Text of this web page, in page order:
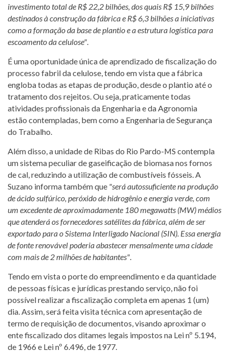
investimento total de R$ 22,2 bilhões, dos quais R$ 15,9 bilhões
destinados à construção da fábrica e R$ 6,3 bilhões a iniciativas
como a formação da base de plantio e a estrutura logística para
escoamento da celulose"
É uma oportunidade única de aprendizado de fiscalização do
processo fabril da celulose, tendo em vista que a fábrica
engloba todas as etapas de produção, desde o plantio até o
tratamento dos rejeitos. Ou seja, praticamente todas
atividades profissionais da Engenharia e da Agronomia
estão contempladas, bem como a Engenharia de Segurança
do Trabalho.
Além disso, a unidade de Ribas do Rio Pardo-MS contempla
um sistema peculiar de gaseificação de biomasa nos fornos
de cal, reduzindo a utilização de combustíveis fósseis. A
Suzano informa também que "será autossuficiente na produção
de ácido sulfúrico, peróxido de hidrogênio e energia verde, com
um excedente de aproximadamente 180 megawatts (MW) médios
que atenderá os fornecedores satélites da fábrica, além de ser
exportado para o Sistema Interligado Nacional (SIN). Essa energia
de fonte renovável poderia abastecer mensalmente uma cidade
com mais de 2 milhões de habitantes"
Tendo em vista o porte do empreendimento e da quantidade
de pessoas físicas e jurídicas prestando serviço, não foi
possível realizar a fiscalização completa em apenas 1 (um)
dia. Assim, será feita visita técnica com apresentação de
termo de requisição de documentos, visando aproximar o
ente fiscalizado dos ditames legais impostos na Lei nº 5.194,
de 1966 e Lei nº 6.496, de 1977.